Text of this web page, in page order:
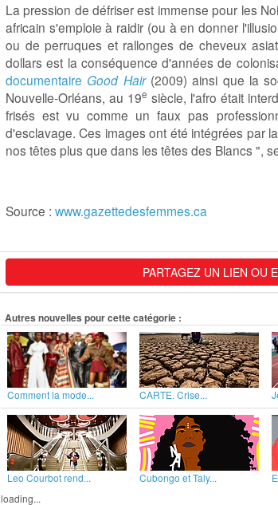
La pression de défriser est immense pour les
africain s'emploie à raidir (ou à en donner
ou de perruques et rallonges de cheveux
dollars est la conséquence d'années de
documentaire Good Hair(2009) ainsi que la
Nouvelle-Orléans, au 19e siècle, l'afro était
frisés est vu comme un faux pas
d'esclavage. Ces images ont été intégrées par
nos têtes plus que dans les têtes des Blancs ",
Source : www.gazettedesfemmes.ca
PARTAGEZ UN LIEN OU
Autres nouvelles pour cette catégorie :
Comment la mode... CARTE. Crise...
Leo Courbot rend... Cubongo et Taly...
loading...